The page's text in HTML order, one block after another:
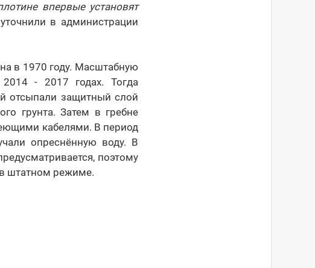
впервые установят
в администрации
в 1970 году. Масштабную
2014 - 2017 годах. Тогда
отсыпали защитный слой
грунта. Затем в гребне
кабелями. В период
опреснённую воду. В
поэтому
штатном режиме.